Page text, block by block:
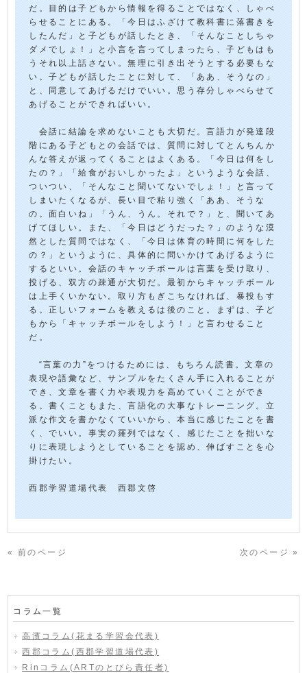
だ。目的は子どもから情報を得ることではなく、しゃべ
らせることにある。「今日はふざけて教科書に落書きを
したんだ」と子どもが話したとき、「そんなことしちゃ
ダメでしょ！」と小言を言ってしまったら、子どもはも
うそれ以上話さない。無理に引き出そうとする必要もな
い。子どもが話したことに対して、「ああ、そうなの」
と、同意してあげるだけでいい。思う存分しゃべらせて
あげることができればいい。
会話に結論を求めないことも大切だ。言語力が発達段
階にある子どもとの会話では、質問に対してとんちんか
んな答えが返ってくることはよくある。「今日は何をし
たの？」「給食がおいしかったよ」というような会話、
ついつい、「そんなこと聞いてないでしょ！」と言って
しまいたくなるが、長い目で粘り強く「ああ、そうな
の。面白いね」「うん、うん。それで？」と、聞いてあ
げてほしい。また、「今日はどうだった？」のような漠
然とした質問ではなく、「今日は体育の時間に何をした
の？」というように、具体的に問いかけてあげるように
するといい。会話のキャッチボールは言葉を受け取り、
投げる、双方の疎通が大切だ。最初からキャッチボール
は上手くいかない。取り方もぎこちなければ、暴投もす
る。正しいフォームを教えるは後のこと。まずは、子ど
もから「キャッチボールをしよう！」と言わせること
だ。
“言葉の力”をつけるためには、もちろん読書。文章の
表現や語彙など、サンプルをたくさん手に入れることが
でき、文章を書く力や表現力を高めていくことができ
る。書くこともまた、言語化の大事なトレーニング。立
派な作文を書かなくていいから、本当に感じたことを書
く、でいい。事実の羅列ではなく、感じたことを拙いな
りに表現しようとしていることを認め、伸ばすことを心
掛けたい。
西郡学習道場代表 西郡文啓
« 前のページ 次のページ »
コラム一覧
高濱コラム(花まる学習会代表)
西郡コラム(西郡学習道場代表)
Rinコラム(ARTのとびら責任者)